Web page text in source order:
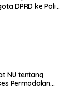
DPRD ke Polisi:
NU tentang
Permodalan